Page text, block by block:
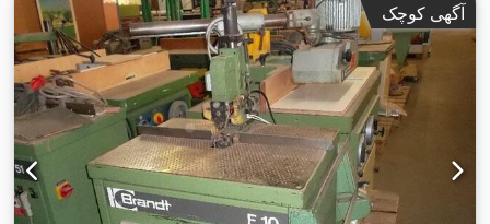
آگهی کوچک